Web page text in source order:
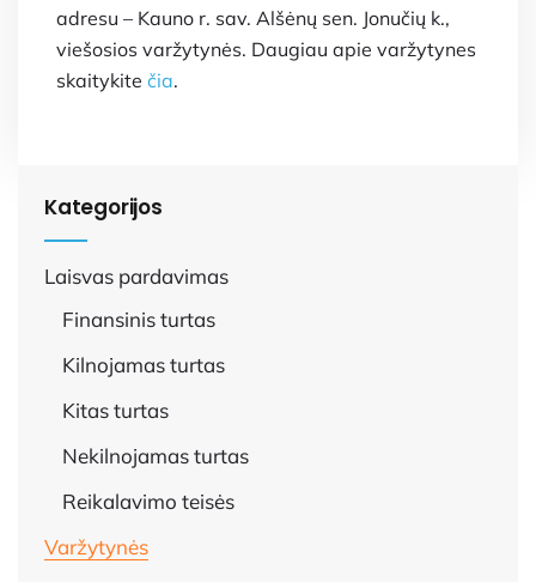
adresu – Kauno r. sav. Alšėnų sen. Jonučių k.,
viešosios varžytynės. Daugiau apie varžytynes
skaitykite čia.
Kategorijos
Laisvas pardavimas
Finansinis turtas
Kilnojamas turtas
Kitas turtas
Nekilnojamas turtas
Reikalavimo teisės
Varžytynės